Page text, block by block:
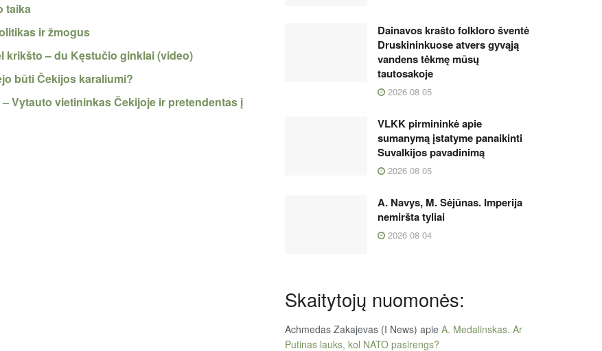
taika
ir žmogus
krikšto – du Kęstučio ginklai (video)
būti Čekijos karaliumi?
Vytauto vietininkas Čekijoje ir pretendentas į
Dainavos krašto folkloro šventė
Druskininkuose atvers gyvąją
vandens tėkmę mūsų
tautosakoje
2026 08 05
VLKK pirmininkė apie
sumanymą įstatyme panaikinti
Suvalkijos pavadinimą
2026 08 05
A. Navys, M. Sėjūnas. Imperija
nemiršta tyliai
2026 08 04
Skaitytojų nuomonės:
Achmedas Zakajevas (I News) apie A. Medalinskas. Ar
Putinas lauks, kol NATO pasirengs?